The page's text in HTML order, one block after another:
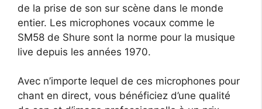
de la prise de son sur scène dans le monde
entier. Les microphones vocaux comme le
SM58 de Shure sont la norme pour la musique
live depuis les années 1970.
Avec n’importe lequel de ces microphones pour
chant en direct, vous bénéficiez d’une qualité